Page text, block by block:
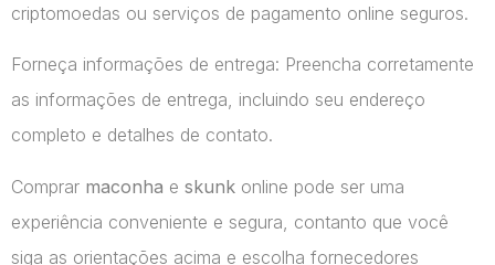
criptomoedas ou serviços de pagamento online seguros.
Forneça informações de entrega: Preencha corretamente
as informações de entrega, incluindo seu endereço
completo e detalhes de contato.
Comprar maconha e skunk online pode ser uma
experiência conveniente e segura, contanto que você
siga as orientações acima e escolha fornecedores